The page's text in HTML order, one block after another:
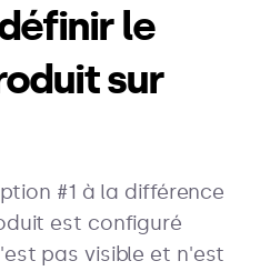
le
sur
#1 à la différence
est configuré
pas visible et n'est